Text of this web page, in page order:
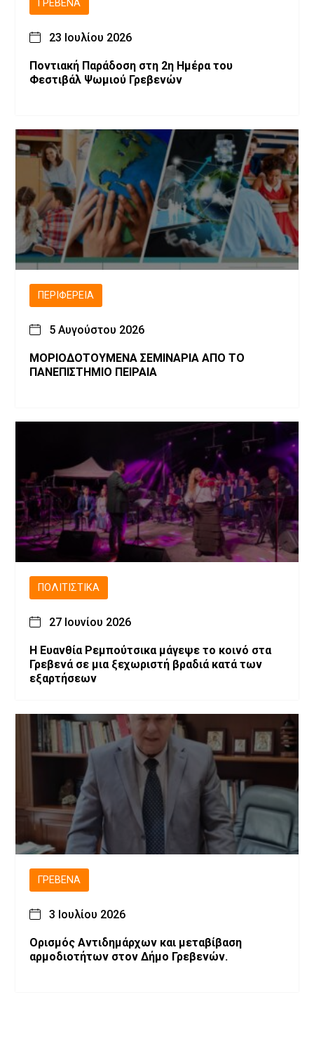
ΓΡΕΒΕΝΆ
23 Ιουλίου 2026
Ποντιακή Παράδοση στη 2η Ημέρα του
Φεστιβάλ Ψωμιού Γρεβενών
ΠΕΡΙΦΈΡΕΙΑ
5 Αυγούστου 2026
ΜΟΡΙΟΔΟΤΟΥΜΕΝΑ ΣΕΜΙΝΑΡΙΑ ΑΠΟ ΤΟ
ΠΑΝΕΠΙΣΤΗΜΙΟ ΠΕΙΡΑΙΑ
ΠΟΛΙΤΙΣΤΙΚΆ
27 Ιουνίου 2026
Η Ευανθία Ρεμπούτσικα μάγεψε το κοινό στα
Γρεβενά σε μια ξεχωριστή βραδιά κατά των
εξαρτήσεων
ΓΡΕΒΕΝΆ
3 Ιουλίου 2026
Ορισμός Αντιδημάρχων και μεταβίβαση
αρμοδιοτήτων στον Δήμο Γρεβενών.